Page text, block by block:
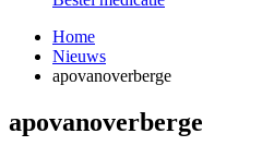
Home
Nieuws
apovanoverberge
apovanoverberge